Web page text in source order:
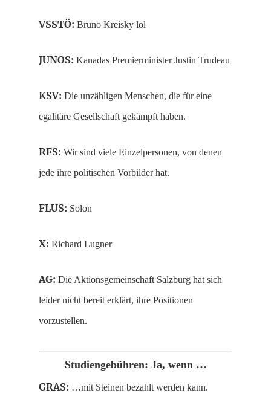
VSSTÖ: Bruno Kreisky lol
JUNOS: Kanadas Premierminister Justin Trudeau
KSV: Die unzähligen Menschen, die für eine
egalitäre Gesellschaft gekämpft haben.
RFS: Wir sind viele Einzelpersonen, von denen
jede ihre politischen Vorbilder hat.
FLUS: Solon
X: Richard Lugner
AG: Die Aktionsgemeinschaft Salzburg hat sich
leider nicht bereit erklärt, ihre Positionen
vorzustellen.
Studiengebühren: Ja, wenn …
GRAS: …mit Steinen bezahlt werden kann.